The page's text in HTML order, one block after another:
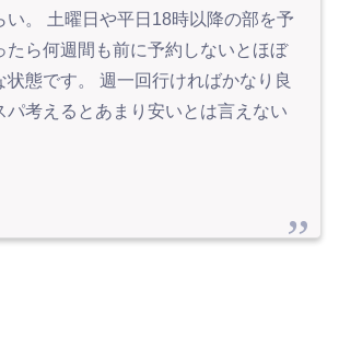
い。 土曜日や平日18時以降の部を予
たら何週間も前に予約しないとほぼ
状態です。 週一回行ければかなり良
パ考えるとあまり安いとは言えない